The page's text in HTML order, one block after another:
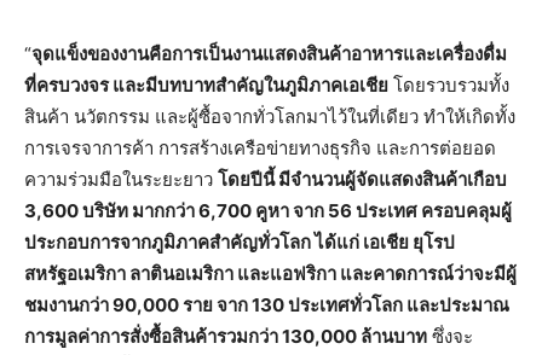
“จุดแข็งของงานคือการเป็นงานแสดงสินค้าอาหารและเครื่องดื่ม
ที่ครบวงจร และมีบทบาทสำคัญในภูมิภาคเอเชีย โดยรวบรวมทั้ง
สินค้า นวัตกรรม และผู้ซื้อจากทั่วโลกมาไว้ในที่เดียว ทำให้เกิดทั้ง
การเจรจาการค้า การสร้างเครือข่ายทางธุรกิจ และการต่อยอด
ความร่วมมือในระยะยาว โดยปีนี้ มีจำนวนผู้จัดแสดงสินค้าเกือบ
3,600 บริษัท มากกว่า 6,700 คูหา จาก 56 ประเทศ ครอบคลุมผู้
ประกอบการจากภูมิภาคสำคัญทั่วโลก ได้แก่ เอเชีย ยุโรป
สหรัฐอเมริกา ลาตินอเมริกา และแอฟริกา และคาดการณ์ว่าจะมีผู้
ชมงานกว่า90,000 ราย จาก 130 ประเทศทั่วโลก และประมาณ
การมูลค่าการสั่งซื้อสินค้ารวมกว่า130,000 ล้านบาท ซึ่งจะ